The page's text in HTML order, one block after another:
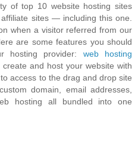
of top 10 website hosting sites
sites — including this one.
when a visitor referred from our
are some features you should
hosting provider: web hosting
and host your website with
access to the drag and drop site
domain, email addresses,
hosting all bundled into one